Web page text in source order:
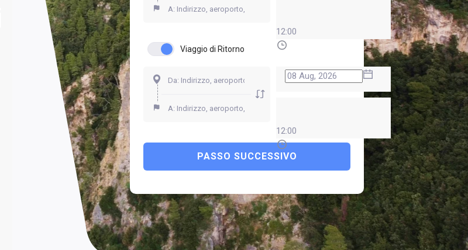
12:00
Viaggio di Ritorno
12:00
PASSO SUCCESSIVO